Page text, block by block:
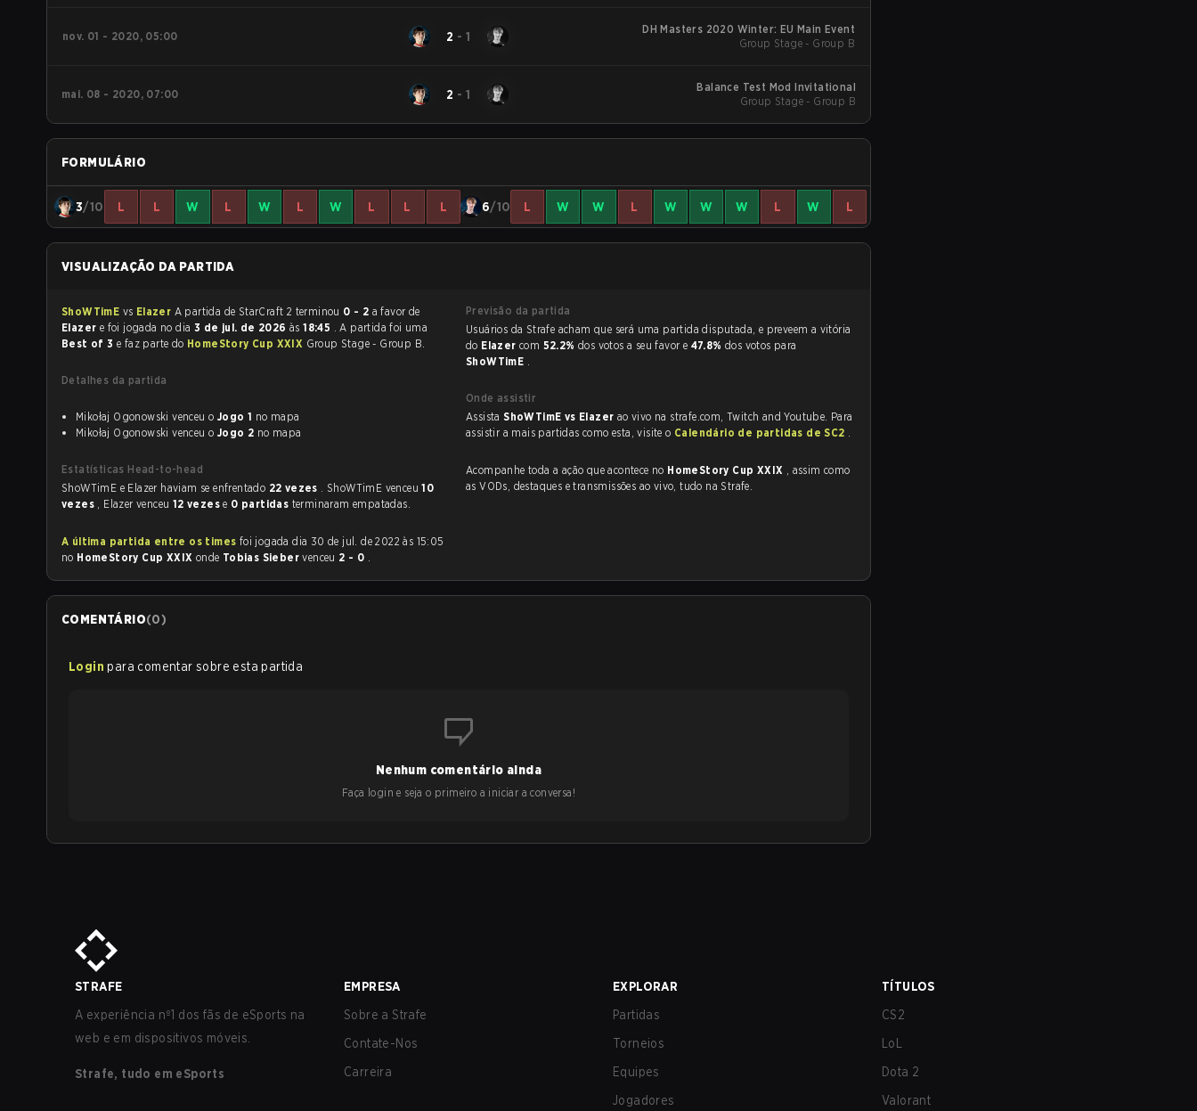
nov. 01 - 2020, 05:00 2 -1
DH Masters 2020 Winter: EU Main Event
Group Stage - Group B
mai. 08 - 2020, 07:00 2 -1
Balance Test Mod Invitational
Group Stage - Group B
FORMULÁRIO
3/10 L L W L W L W L L L 6/10 L W W L W W W L W L
VISUALIZAÇÃO DA PARTIDA
ShoWTimE vs Elazer A partida de StarCraft 2 terminou 0 - 2 a favor de
Elazer
e foi jogada no dia 3 de jul. de 2026 às18:45 . A partida foi uma
Best of 3 e faz parte do HomeStory Cup XXIX Group Stage - Group B.
Detalhes da partida
Mikołaj Ogonowski venceu o Jogo 1 no mapa
Mikołaj Ogonowski venceu o Jogo 2 no mapa
Estatísticas Head-to-head
ShoWTimE e Elazer haviam se enfrentado 22 vezes . ShoWTimE venceu10
vezes , Elazer venceu 12 vezese 0 partidas terminaram empatadas.
A última partida entre os times
no HomeStory Cup XXIX onde Tobias Siebervenceu 2 - 0 .
Previsão da partida
Usuários da Strafe acham que será uma partida disputada, e preveem a vitória
do Elazer com 52.2% dos votos a seu favor e 47.8% dos votos para
ShoWTimE .
Onde assistir
AssistaShoWTimE vs Elazer ao vivo na strafe.com, Twitch and Youtube. Para
assistir a mais partidas como esta, visite o Calendário de partidas de SC2 .
Acompanhe toda a ação que acontece no HomeStory Cup XXIX , assim como
as VODs, destaques e transmissões ao vivo, tudo na Strafe.
COMENTÁRIO(0)
Login para comentar sobre esta partida
Nenhum comentário ainda
Faça login e seja o primeiro a iniciar a conversa!
STRAFE
A experiência nº1 dos fãs de eSports na
web e em dispositivos móveis.
Strafe, tudo em eSports
EMPRESA
Sobre a Strafe
Contate-Nos
Carreira
EXPLORAR
Partidas
Torneios
Equipes
Jogadores
TÍTULOS
CS2
LoL
Dota 2
Valorant